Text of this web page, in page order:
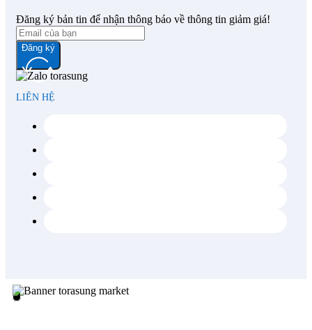
Đăng ký bản tin để nhận thông báo về thông tin giảm giá!
Đăng ký
LIÊN HỆ